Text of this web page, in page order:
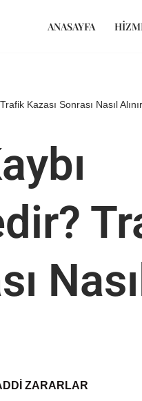
ANASAYFA
Kazası Sonrası Nasıl
Nasıl
ZARARLAR